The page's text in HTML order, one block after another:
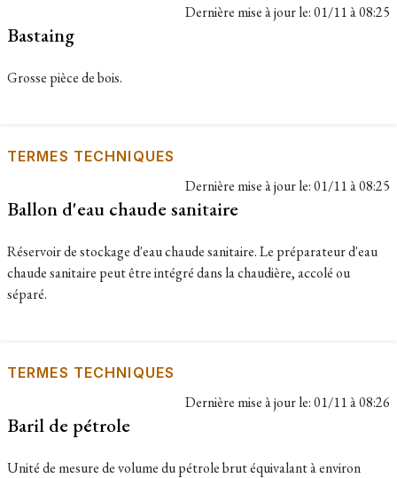
Dernière mise à jour le:01/11 à 08:25
Bastaing
Grosse pièce de bois.
TERMES TECHNIQUES
Dernière mise à jour le:01/11 à 08:25
Ballon d'eau chaude sanitaire
Réservoir de stockage d'eau chaude sanitaire. Le préparateur d'eau
chaude sanitaire peut être intégré dans la chaudière, accolé ou
séparé.
TERMES TECHNIQUES
Dernière mise à jour le:01/11 à 08:26
Baril de pétrole
Unité de mesure de volume du pétrole brut équivalant à environ